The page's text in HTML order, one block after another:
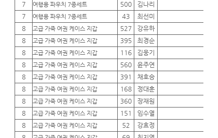
7
여행용 파우치 7종세트 500 김나리
7
여행용 파우치 7종세트 43 최선미
8
고급 가죽 여권 케이스 지갑 527 강유하
8
고급 가죽 여권 케이스 지갑 395 최경순
8
고급 가죽 여권 케이스 지갑 116 김웅기
8
고급 가죽 여권 케이스 지갑 560 윤주연
8
고급 가죽 여권 케이스 지갑 391 채호승
8
고급 가죽 여권 케이스 지갑 168 정대훈
8
고급 가죽 여권 케이스 지갑 360 장재원
8
고급 가죽 여권 케이스 지갑 151 임수열
8
고급 가죽 여권 케이스 지갑 52 강효정